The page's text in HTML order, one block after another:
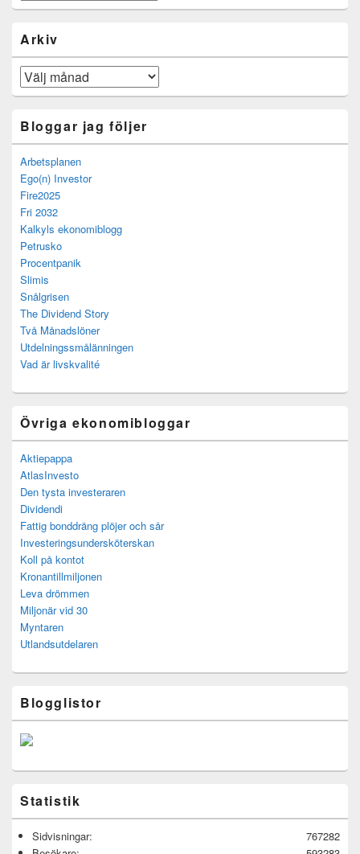
Arkiv
Arkiv
Bloggar jag följer
Arbetsplanen
Ego(n) Investor
Fire2025
Fri 2032
Kalkyls ekonomiblogg
Petrusko
Procentpanik
Slimis
Snålgrisen
The Dividend Story
Två Månadslöner
Utdelningssmålänningen
Vad är livskvalité
Övriga ekonomibloggar
Aktiepappa
AtlasInvesto
Den tysta investeraren
Dividendi
Fattig bonddräng plöjer och sår
Investeringsundersköterskan
Koll på kontot
Kronantillmiljonen
Leva drömmen
Miljonär vid 30
Myntaren
Utlandsutdelaren
Blogglistor
Statistik
767282
Sidvisningar: